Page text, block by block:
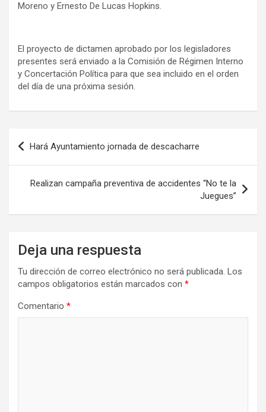
Moreno y Ernesto De Lucas Hopkins.
El proyecto de dictamen aprobado por los legisladores
presentes será enviado a la Comisión de Régimen Interno
y Concertación Política para que sea incluido en el orden
del día de una próxima sesión.
Navegación
de
entradas
Hará Ayuntamiento jornada de descacharre
Realizan campaña preventiva de accidentes “No te la
Juegues”
Deja una respuesta
Tu dirección de correo electrónico no será publicada. Los
campos obligatorios están marcados con *
Comentario *